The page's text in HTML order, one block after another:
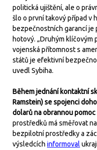
politická ujištění, ale o
šlo o první takový případ v
bezpečnostních garancí
hotový. „Druhým
vojenská přítomnost s
států je efektivní
uvedl Sybiha.
Během jednání kontaktní
Ramstein) se spojenci
dolarů na obrannou
prostředků má směřovat
bezpilotní prostředky a
výsledcích informoval